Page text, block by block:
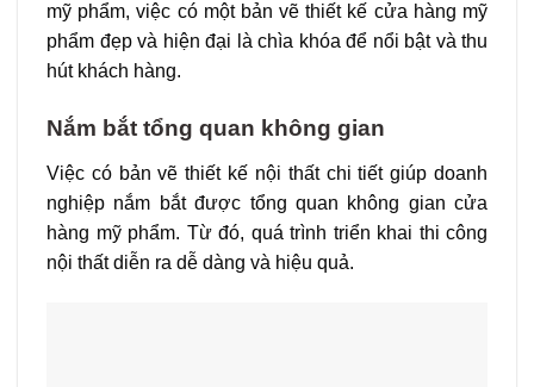
mỹ phẩm, việc có một bản vẽ thiết kế cửa hàng mỹ
phẩm đẹp và hiện đại là chìa khóa để nổi bật và thu
hút khách hàng.
Nắm bắt tổng quan không gian
Việc có bản vẽ thiết kế nội thất chi tiết giúp doanh
nghiệp nắm bắt được tổng quan không gian cửa
hàng mỹ phẩm. Từ đó, quá trình triển khai thi công
nội thất diễn ra dễ dàng và hiệu quả.